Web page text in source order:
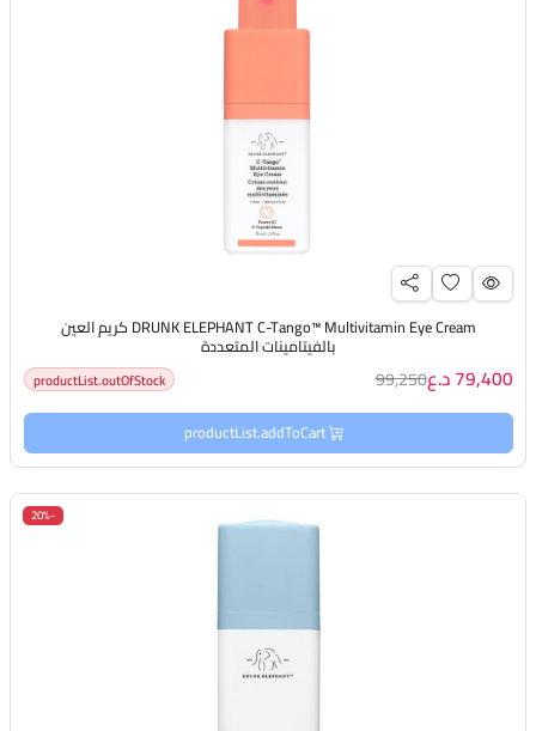
DRUNK ELEPHANT C-Tango™ Multivitamin Eye Cream كريم العين
بالفيتامينات المتعددة
79,400 د.ع 99,250
productList.outOfStock
productList.addToCart
-20%